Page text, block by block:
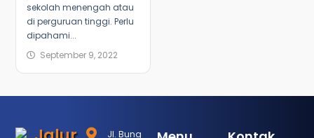
sekolah menengah atau
di perguruan tinggi. Perlu
dipahami...
September 9, 2022
Jl. Bung